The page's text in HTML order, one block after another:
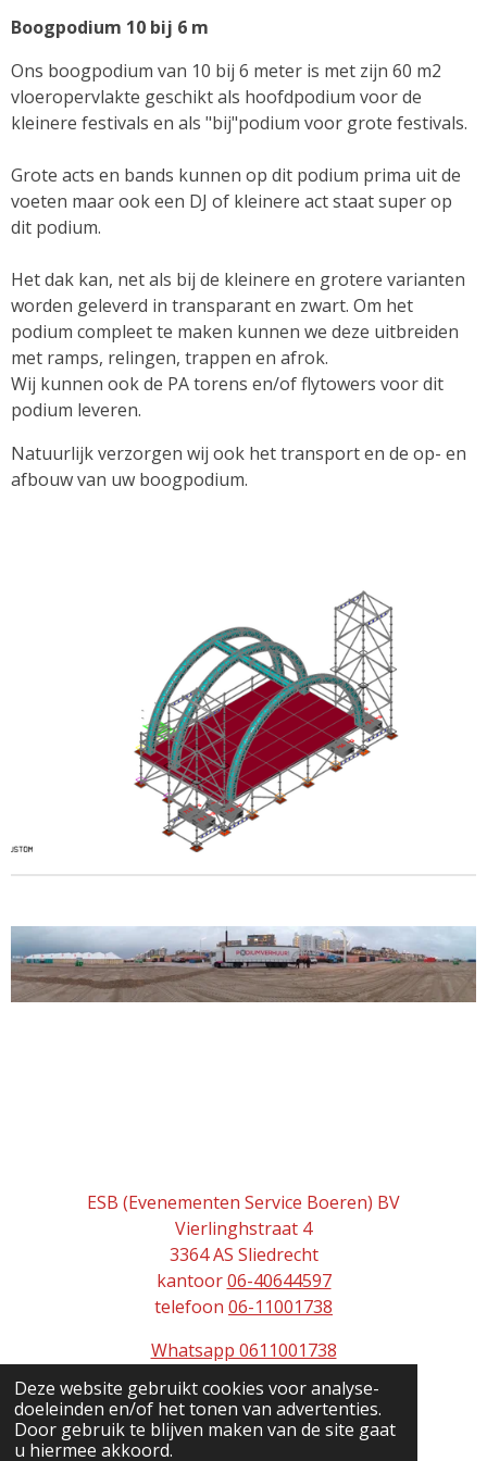
Deze website gebruikt cookies voor analyse-
doeleinden en/of het tonen van advertenties.
Door gebruik te blijven maken van de site gaat
u hiermee akkoord.
Boogpodium 10 bij 6 m
Ons boogpodium van 10 bij 6 meter is met zijn 60 m2
vloeropervlakte geschikt als hoofdpodium voor de
kleinere festivals en als "bij"podium voor grote festivals.
Grote acts en bands kunnen op dit podium prima uit de
voeten maar ook een DJ of kleinere act staat super op
dit podium.
Het dak kan, net als bij de kleinere en grotere varianten
worden geleverd in transparant en zwart. Om het
podium compleet te maken kunnen we deze uitbreiden
met ramps, relingen, trappen en afrok.
Wij kunnen ook de PA torens en/of flytowers voor dit
podium leveren.
Natuurlijk verzorgen wij ook het transport en de op- en
afbouw van uw boogpodium.
ESB (Evenementen Service Boeren) BV
Vierlinghstraat 4
3364 AS Sliedrecht
kantoor06-40644597
telefoon 06-11001738
Whatsapp 0611001738
contactpagina